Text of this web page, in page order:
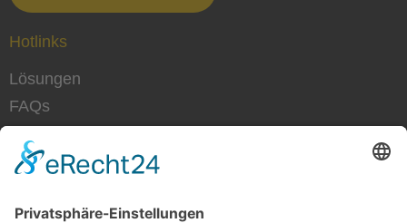
Hotlinks
Lösungen
FAQs
Karriere